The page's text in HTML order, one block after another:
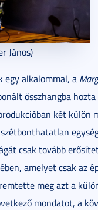
János)
egy alkalommal, a
összhangba hozta
két külön
csak tovább
amelyet csak az
meg azt a
mondatot, a